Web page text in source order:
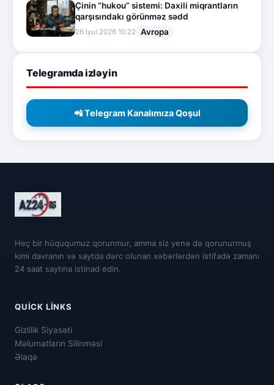
Çinin “hukou” sistemi: Daxili miqrantların
qarşısındakı görünməz sədd
26.İyul.2026 10:22 Avropa
Telegramda izləyin
📲 Telegram Kanalımıza Qoşul
Heç bir hüququmuz qorunmur, amma siz yenə də qorunurmuş
kimi davranın və saytda dərc olunan xəbərlərdən istifadə zamanı
24 saat saytına istinad edin.
QUICK LINKS
Gizlilik Siyasəti
Məlumatların Silinməsi
Əlaqə